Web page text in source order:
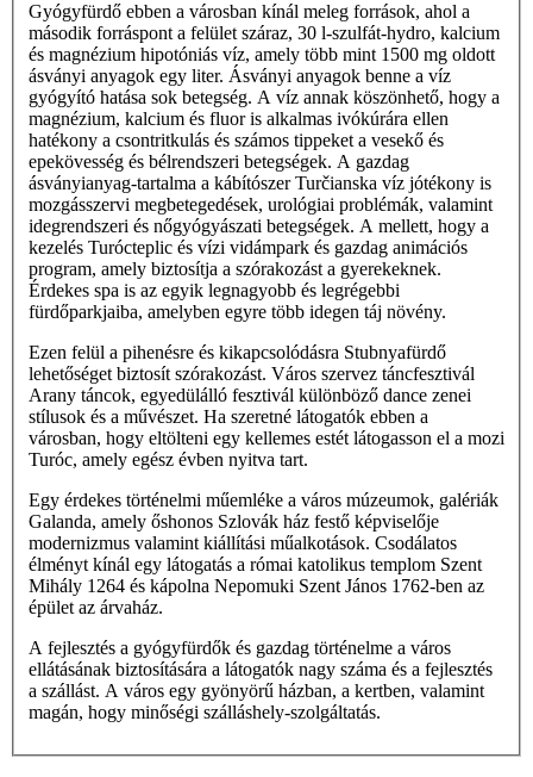
Gyógyfürdő ebben a városban kínál meleg források, ahol a
második forráspont a felület száraz, 30 l-szulfát-hydro, kalcium
és magnézium hipotóniás víz, amely több mint 1500 mg oldott
ásványi anyagok egy liter. Ásványi anyagok benne a víz
gyógyító hatása sok betegség. A víz annak köszönhető, hogy a
magnézium, kalcium és fluor is alkalmas ivókúrára ellen
hatékony a csontritkulás és számos tippeket a vesekő és
epekövesség és bélrendszeri betegségek. A gazdag
ásványianyag-tartalma a kábítószer Turčianska víz jótékony is
mozgásszervi megbetegedések, urológiai problémák, valamint
idegrendszeri és nőgyógyászati betegségek. A mellett, hogy a
kezelés Turócteplic és vízi vidámpark és gazdag animációs
program, amely biztosítja a szórakozást a gyerekeknek.
Érdekes spa is az egyik legnagyobb és legrégebbi
fürdőparkjaiba, amelyben egyre több idegen táj növény.
Ezen felül a pihenésre és kikapcsolódásra Stubnyafürdő
lehetőséget biztosít szórakozást. Város szervez táncfesztivál
Arany táncok, egyedülálló fesztivál különböző dance zenei
stílusok és a művészet. Ha szeretné látogatók ebben a
városban, hogy eltölteni egy kellemes estét látogasson el a mozi
Turóc, amely egész évben nyitva tart.
Egy érdekes történelmi műemléke a város múzeumok, galériák
Galanda, amely őshonos Szlovák ház festő képviselője
modernizmus valamint kiállítási műalkotások. Csodálatos
élményt kínál egy látogatás a római katolikus templom Szent
Mihály 1264 és kápolna Nepomuki Szent János 1762-ben az
épület az árvaház.
A fejlesztés a gyógyfürdők és gazdag történelme a város
ellátásának biztosítására a látogatók nagy száma és a fejlesztés
a szállást. A város egy gyönyörű házban, a kertben, valamint
magán, hogy minőségi szálláshely-szolgáltatás.